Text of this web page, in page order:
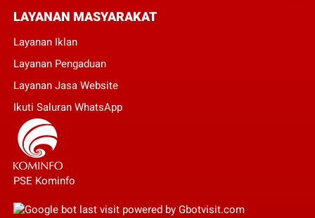
LAYANAN MASYARAKAT
Layanan Iklan
Layanan Pengaduan
Layanan Jasa Website
Ikuti Saluran WhatsApp
PSE Kominfo